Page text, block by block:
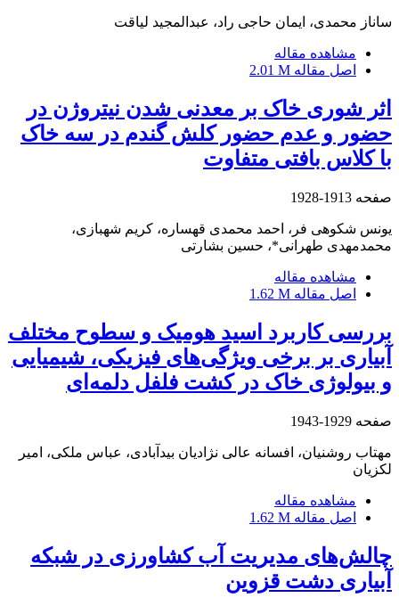
ساناز محمدی، ایمان حاجی راد، عبدالمجید لیاقت
مشاهده مقاله
اصل مقاله 2.01 M
اثر شوری خاک بر معدنی شدن نیتروژن در
حضور و عدم حضور کلش گندم در سه خاک
با کلاس بافتی متفاوت
صفحه 1913-1928
یونس شکوهی فر، احمد محمدی قهساره، کریم شهبازی،
محمدمهدی طهرانی*، حسین بشارتی
مشاهده مقاله
اصل مقاله 1.62 M
بررسی کاربرد اسید هومیک و سطوح مختلف
آبیاری بر برخی ویژگی‌های فیزیکی، شیمیایی
و بیولوژی خاک در کشت فلفل دلمه‌ای
صفحه 1929-1943
مهتاب روشنیان، افسانه عالی نژادیان بیدآبادی، عباس ملکی، امیر
لکزیان
مشاهده مقاله
اصل مقاله 1.62 M
چالش‌های مدیریت آب کشاورزی در شبکه
آبیاری دشت قزوین